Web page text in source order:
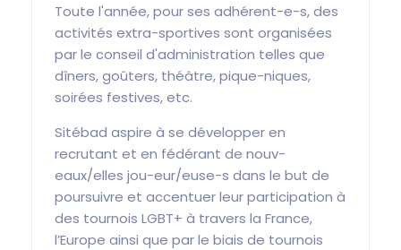
Toute l'année, pour ses adhérent-e-s, des
activités extra-sportives sont organisées
par le conseil d'administration telles que
dîners, goûters, théâtre, pique-niques,
soirées festives, etc.
Sitébad aspire à se développer en
recrutant et en fédérant de nouv-
eaux/elles jou-eur/euse-s dans le but de
poursuivre et accentuer leur participation à
des tournois LGBT+ à travers la France,
l’Europe ainsi que par le biais de tournois